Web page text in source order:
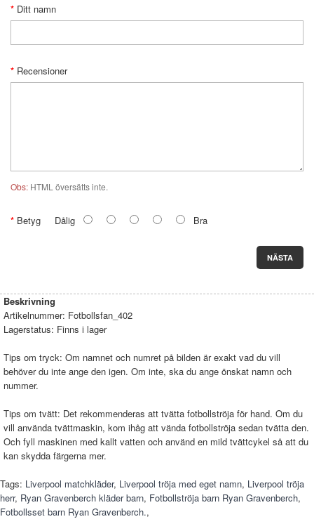
Ditt namn
Recensioner
Obs: HTML översätts inte.
Betyg Dålig Bra
NÄSTA
Beskrivning
Artikelnummer: Fotbollsfan_402
Lagerstatus: Finns i lager
Tips om tryck: Om namnet och numret på bilden är exakt vad du vill
behöver du inte ange den igen. Om inte, ska du ange önskat namn och
nummer.
Tips om tvätt: Det rekommenderas att tvätta fotbollströja för hand. Om du
vill använda tvättmaskin, kom ihåg att vända fotbollströja sedan tvätta den.
Och fyll maskinen med kallt vatten och använd en mild tvättcykel så att du
kan skydda färgerna mer.
Tags: Liverpool matchkläder, Liverpool tröja med eget namn, Liverpool tröja
herr, Ryan Gravenberch kläder barn, Fotbollströja barn Ryan Gravenberch,
Fotbollsset barn Ryan Gravenberch.,